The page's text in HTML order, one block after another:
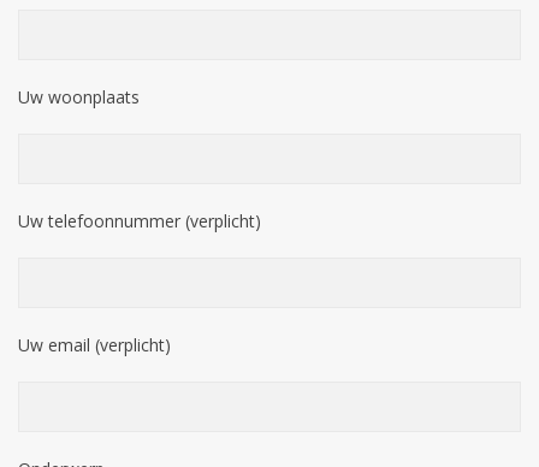
Uw woonplaats
Uw telefoonnummer (verplicht)
Uw email (verplicht)